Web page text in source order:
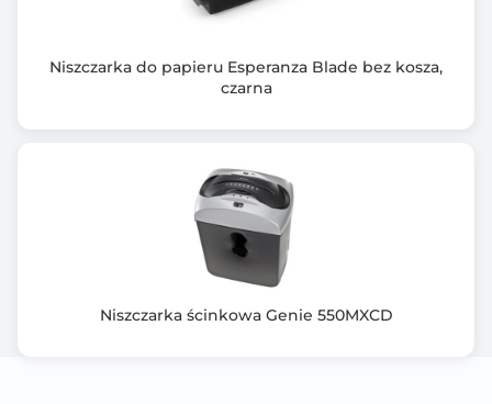
Niszczarka do papieru Esperanza Blade bez kosza,
czarna
Niszczarka ścinkowa Genie 550MXCD